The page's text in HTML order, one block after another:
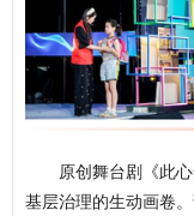
原创舞台剧《此
基层治理的生动画卷